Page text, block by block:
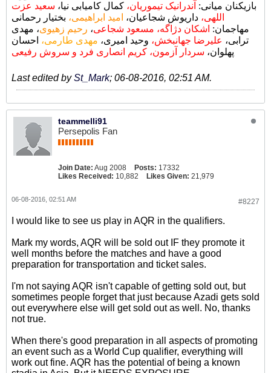
بازیکنان میانی: آندرانیک تیموریان، کمال کامیابی نیا، سعید عزت
اللهی، داریوش شجاعیان، امید ابراهیمی، بختیار رحمانی
مهاجمان: اشکان دژاگه، مسعود شجاعی، رحیم زهیوی، مهدی
ترابی، علیرضا جهانبخش، وحید امیری، مهدی طارمی، احسان
پهلوان، سردار آزمون، کریم انصاری فرد و سروش رفیعی
Last edited bySt_Mark; 06-08-2016, 02:51 AM.
teammelli91
Persepolis Fan
Join Date: Aug 2008 Posts: 17332
Likes Received: 10,882 Likes Given: 21,979
#8227
06-08-2016, 02:51 AM
I would like to see us play in AQR in the qualifiers.
Mark my words, AQR will be sold out IF they promote it
well months before the matches and have a good
preparation for transportation and ticket sales.
I'm not saying AQR isn't capable of getting sold out, but
sometimes people forget that just because Azadi gets sold
out everywhere else will get sold out as well. No, thanks
not true.
When there's good preparation in all aspects of promoting
an event such as a World Cup qualifier, everything will
work out fine. AQR has the potential of being a known